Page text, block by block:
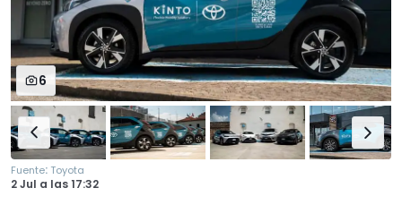
6
Fuente: Toyota
2 Jul a las17:32